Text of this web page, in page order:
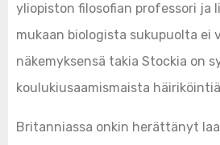
yliopiston filosofian professori ja
mukaan biologista sukupuolta ei
näkemyksensä takia Stockia on
koulukiusaamismaista
Britanniassa onkin herättänyt